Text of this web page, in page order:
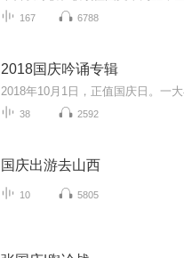
167 6788
2018国庆吟诵专辑
38 2592
国庆出游去山西
10 5805